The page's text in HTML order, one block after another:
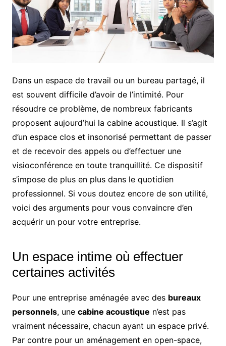
Dans un espace de travail ou un bureau partagé, il
est souvent difficile d’avoir de l’intimité. Pour
résoudre ce problème, de nombreux fabricants
proposent aujourd’hui la cabine acoustique. Il s’agit
d’un espace clos et insonorisé permettant de passer
et de recevoir des appels ou d’effectuer une
visioconférence en toute tranquillité. Ce dispositif
s’impose de plus en plus dans le quotidien
professionnel. Si vous doutez encore de son utilité,
voici des arguments pour vous convaincre d’en
acquérir un pour votre entreprise.
Un espace intime où effectuer
certaines activités
Pour une entreprise aménagée avec des bureaux
personnels, une cabine acoustique n’est pas
vraiment nécessaire, chacun ayant un espace privé.
Par contre pour un aménagement en open-space,